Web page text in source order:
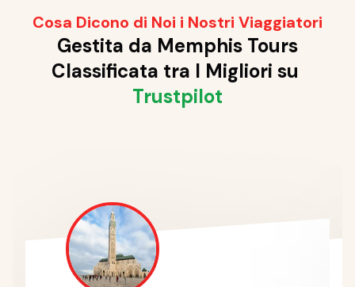
Cosa Dicono di Noi i Nostri Viaggiatori
Gestita da Memphis Tours
Classificata tra I Migliori su
Trustpilot